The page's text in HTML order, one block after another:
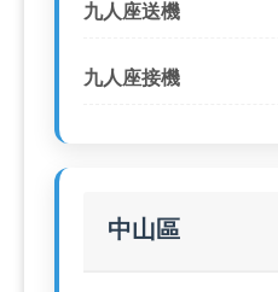
九人座送機
九人座接機
中山區